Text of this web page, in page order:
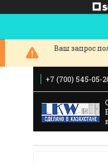
Ваш запрос
+7 (700) 545-05-